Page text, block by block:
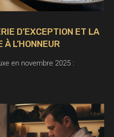
D’EXCEPTION ET LA
L’HONNEUR
en novembre 2025 :